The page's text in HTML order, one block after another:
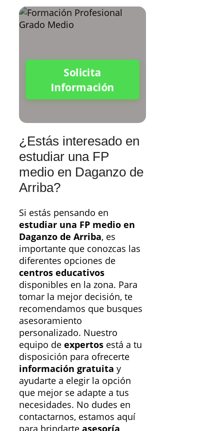
Solicita
Información
¿Estás interesado en
estudiar una FP
medio en Daganzo de
Arriba?
Si estás pensando en
estudiar una FP medio en
Daganzo de Arriba, es
importante que conozcas las
diferentes opciones de
centros educativos
disponibles en la zona. Para
tomar la mejor decisión, te
recomendamos que busques
asesoramiento
personalizado. Nuestro
equipo de expertos está a tu
disposición para ofrecerte
información gratuita y
ayudarte a elegir la opción
que mejor se adapte a tus
necesidades. No dudes en
contactarnos, estamos aquí
para brindarte asesoría